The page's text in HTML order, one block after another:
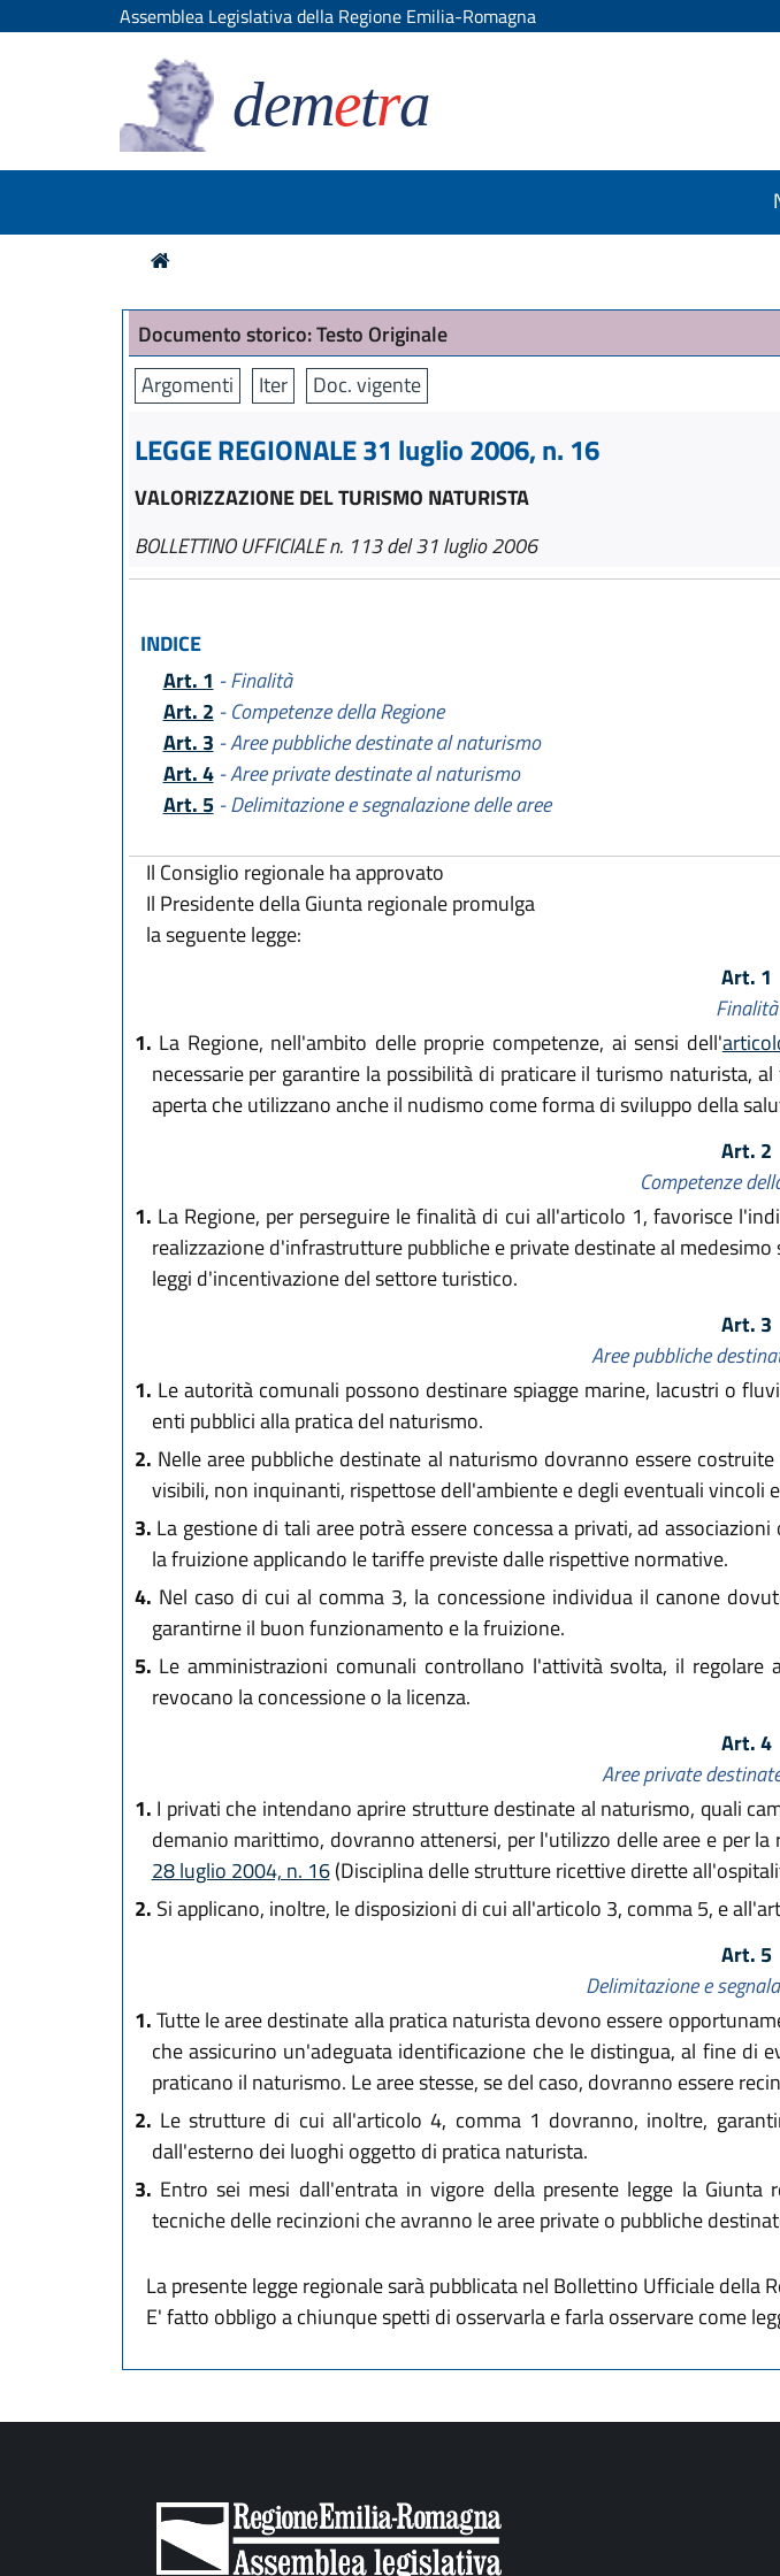
Assemblea Legislativa della Regione Emilia-Romagna
demetra
Documento storico: Testo Originale
Argomenti
Iter Doc. vigente
LEGGE REGIONALE 31 luglio 2006, n. 16
VALORIZZAZIONE DEL TURISMO NATURISTA
BOLLETTINO UFFICIALE n. 113 del 31 luglio 2006
INDICE
Art. 1 - Finalità
Art. 2 - Competenze della Regione
Art. 3 - Aree pubbliche destinate al naturismo
Art. 4- Aree private destinate al naturismo
Art. 5- Delimitazione e segnalazione delle aree
Il Consiglio regionale ha approvato
Il Presidente della Giunta regionale promulga
la seguente legge:
Art. 1
Finalità
1. La Regione, nell'ambito delle proprie competenze, ai sensi dell'
necessarie per garantire la possibilità di praticare il turismo naturista,
aperta che utilizzano anche il nudismo come forma di sviluppo della
Art. 2
Competenze
1. La Regione, per perseguire le finalità di cui all'articolo 1, favorisce
realizzazione d'infrastrutture pubbliche e private destinate al
leggi d'incentivazione del settore turistico.
Art. 3
Aree pubbliche
1. Le autorità comunali possono destinare spiagge marine, lacustri o
enti pubblici alla pratica del naturismo.
2. Nelle aree pubbliche destinate al naturismo dovranno essere
visibili, non inquinanti, rispettose dell'ambiente e degli eventuali vincoli
3. La gestione di tali aree potrà essere concessa a privati, ad
la fruizione applicando le tariffe previste dalle rispettive normative.
4. Nel caso di cui al comma 3, la concessione individua il canone
garantirne il buon funzionamento e la fruizione.
5. Le amministrazioni comunali controllano l'attività svolta, il
revocano la concessione o la licenza.
Art. 4
Aree private
1. I privati che intendano aprire strutture destinate al naturismo, quali
demanio marittimo, dovranno attenersi, per l'utilizzo delle aree e per
28 luglio 2004, n. 16(Disciplina delle strutture ricettive dirette
2. Si applicano, inoltre, le disposizioni di cui all'articolo 3, comma 5, e
Art. 5
Delimitazione e
1.Tutte le aree destinate alla pratica naturista devono essere
che assicurino un'adeguata identificazione che le distingua, al fine di
praticano il naturismo. Le aree stesse, se del caso, dovranno essere
2. Le strutture di cui all'articolo 4, comma 1 dovranno, inoltre,
dall'esterno dei luoghi oggetto di pratica naturista.
3. Entro sei mesi dall'entrata in vigore della presente legge la Giunta
tecniche delle recinzioni che avranno le aree private o pubbliche
La presente legge regionale sarà pubblicata nel Bollettino Ufficiale della
E' fatto obbligo a chiunque spetti di osservarla e farla osservare come